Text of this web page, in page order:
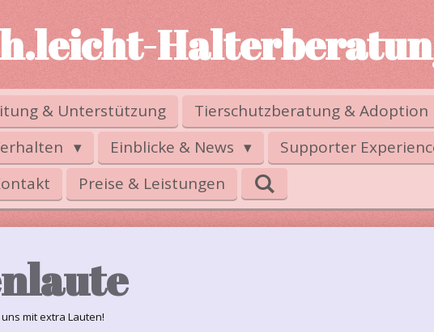
& Unterstützung
Tierschutzberatung & Adoption
Einblicke & News
Supporter
Preise & Leistungen
mit extra Lauten!